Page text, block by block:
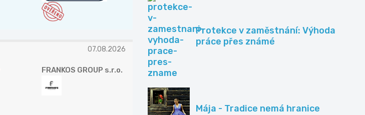
07.08.2026
FRANKOS GROUP s.r.o.
Protekce v zaměstnání: Výhoda
práce přes známé
Mája - Tradice nemá hranice